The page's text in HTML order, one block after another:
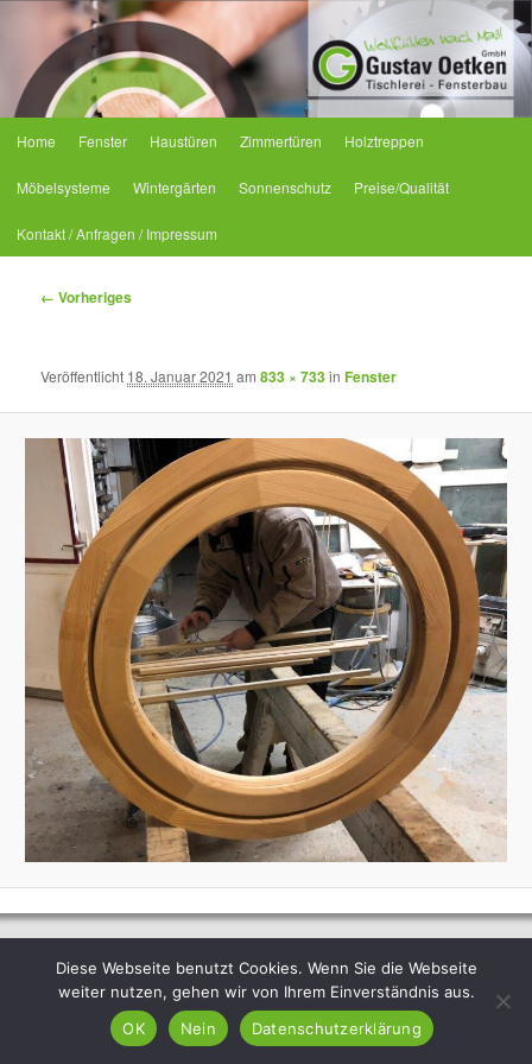
Tischlerei Oetken
Zum primären Inhalt springen
Zum sekundären Inhalt springen
Home Fenster Haustüren Zimmertüren Holztreppen
Möbelsysteme Wintergärten Sonnenschutz Preise/Qualität
Kontakt / Anfragen / Impressum
Bilder-Navigation
← Vorheriges
Veröffentlicht 18. Januar 2021 am833 × 733inFenster
Diese Webseite benutzt Cookies. Wenn Sie die Webseite
weiter nutzen, gehen wir von Ihrem Einverständnis aus.
OK
Nein Datenschutzerklärung